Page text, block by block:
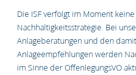
Die ISF verfolgt im Moment
Nachhaltigkeitsstrategie. Bei
Anlageberatungen und den
Anlageempfehlungen werden
im Sinne der OffenlegungsVO